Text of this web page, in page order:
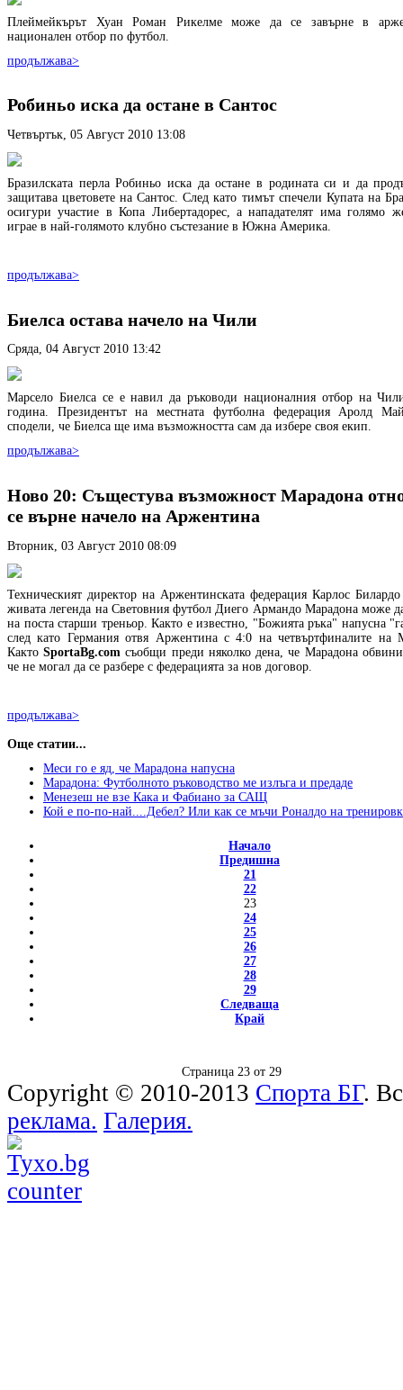
Плеймейкърът Хуан Роман Рикелме може да се завърне в
национален отбор по футбол.
продължава>
Робиньо иска да остане в Сантос
Четвъртък, 05 Август 2010 13:08
Бразилската перла Робиньо иска да остане в родината си и да
защитава цветовете на Сантос. След като тимът спечели Купата на
осигури участие в Копа Либертадорес, а нападателят има голямо
играе в най-голямото клубно състезание в Южна Америка.
продължава>
Биелса остава начело на Чили
Сряда, 04 Август 2010 13:42
Mарсело Биелса се е навил да ръководи националния отбор на
година. Президентът на местната футболна федерация Аролд
сподели, че Биелса ще има възможността сам да избере своя екип.
продължава>
Ново 20: Същестува възможност Марадона
се върне начело на Аржентина
Вторник, 03 Август 2010 08:09
Техническият директор на Аржентинската федерация Карлос
живата легенда на Световния футбол Диего Армандо Марадона може
на поста старши треньор. Както е известно, "Божията ръка" напусна
след като Германия отвя Аржентина с 4:0 на четвъртфиналите на
Както SportaBg.com съобщи преди няколко дена, че Марадона
че не могал да се разбере с федерацията за нов договор.
продължава>
Още статии...
Меси го е яд, че Марадона напусна
Марадона: Футболното ръководство ме излъга и предаде
Менезеш не взе Кака и Фабиано за САЩ
Кой е по-по-най....Дебел? Или как се мъчи Роналдо на
Начало
Предишна
21
22
23
24
25
26
27
28
29
Следваща
Край
Страница 23 от 29
Copyright © 2010-2013 Спорта БГ.
реклама. Галерия.